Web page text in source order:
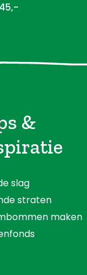
&
slag
straten
maken